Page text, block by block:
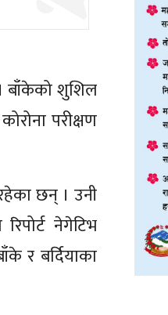
बाँकेको शुशिल
परीक्षण
छन् । उनी
नेगेटिभ
र बर्दियाका